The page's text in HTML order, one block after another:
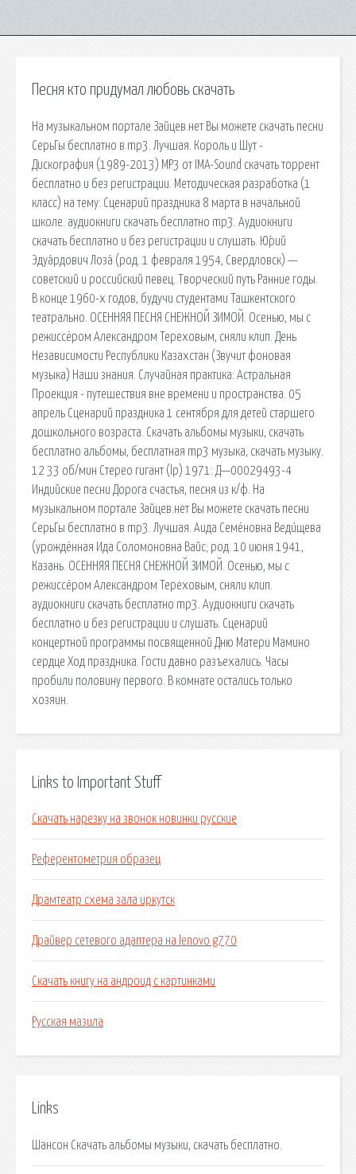
Песня кто придумал любовь скачать
На музыкальном портале Зайцев.нет Вы можете скачать песни
СерьГы бесплатно в mp3. Лучшая. Король и Шут -
Дискография (1989-2013) МР3 от IMA-Sound скачать торрент
бесплатно и без регистрации. Методическая разработка (1
класс) на тему: Сценарий праздника 8 марта в начальной
школе. аудиокниги скачать бесплатно mp3. Аудиокниги
скачать бесплатно и без регистрации и слушать. Ю́рий
Эдуа́рдович Лоза́ (род. 1 февраля 1954, Свердловск) —
советский и российский певец. Творческий путь Ранние годы.
В конце 1960-х годов, будучи студентами Ташкентского
театрально. ОСЕННЯЯ ПЕСНЯ СНЕЖНОЙ ЗИМОЙ. Осенью, мы с
режиссёром Александром Тереховым, сняли клип. День
Независимости Республики Казахстан (Звучит фоновая
музыка) Наши знания. Случайная практика: Астральная
Проекция - путешествия вне времени и пространства. 05
апрель Сценарий праздника 1 сентября для детей старшего
дошкольного возраста. Скачать альбомы музыки, скачать
бесплатно альбомы, бесплатная mp3 музыка, скачать музыку.
12 33 об/мин Стерео гигант (lp) 1971: Д—00029493-4
Индийские песни Дорога счастья, песня из к/ф. На
музыкальном портале Зайцев.нет Вы можете скачать песни
СерьГы бесплатно в mp3. Лучшая. Аида Семёновна Веди́щева
(урождённая Ида Соломоновна Вайс; род. 10 июня 1941,
Казань. ОСЕННЯЯ ПЕСНЯ СНЕЖНОЙ ЗИМОЙ. Осенью, мы с
режиссёром Александром Тереховым, сняли клип.
аудиокниги скачать бесплатно mp3. Аудиокниги скачать
бесплатно и без регистрации и слушать. Сценарий
концертной программы посвященной Дню Матери Мамино
сердце Ход праздника. Гости давно разъехались. Часы
пробили половину первого. В комнате остались только
хозяин.
Links to Important Stuff
Скачать нарезку на звонок новинки русские
Референтометрия образец
Драмтеатр схема зала иркутск
Драйвер сетевого адаптера на lenovo g770
Скачать книгу на андроид с картинками
Русская мазила
Links
Шансон Скачать альбомы музыки, скачать бесплатно.